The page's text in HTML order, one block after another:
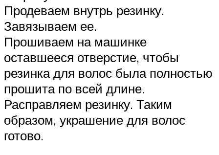
Продеваем внутрь резинку.
Завязываем ее.
Прошиваем на машинке
оставшееся отверстие, чтобы
резинка для волос была полностью
прошита по всей длине.
Расправляем резинку. Таким
образом, украшение для волос
готово.